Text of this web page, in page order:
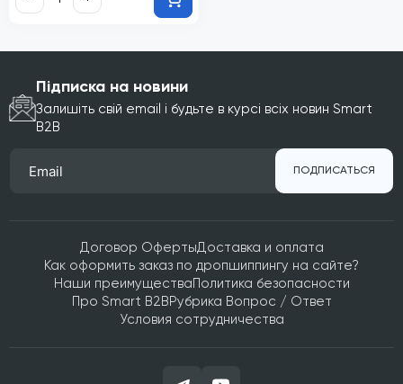
Підписка на новини
Залишіть свій email і будьте в курсі всіх новин Smart
B2B
ПОДПИСАТЬСЯ
Договор ОфертыДоставка и оплата
Как оформить заказ по дропшиппингу на сайте?
Наши преимущества Политика безопасности
Про Smart B2B Рубрика Вопрос / Ответ
Условия сотрудничества